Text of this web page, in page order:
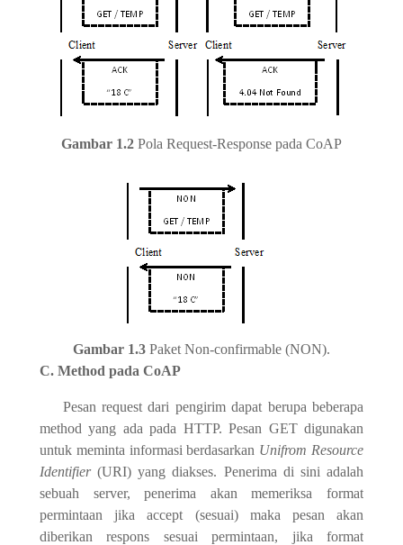
Gambar 1.2 Pola Request-Response pada CoAP
Gambar 1.3 Paket Non-confirmable (NON).
C. Method pada CoAP
Pesan request dari pengirim dapat berupa beberapa
method yang ada pada HTTP. Pesan GET digunakan
untuk meminta informasi berdasarkan Unifrom Resource
Identifier(URI) yang diakses. Penerima di sini adalah
sebuah server, penerima akan memeriksa format
permintaan jika accept (sesuai) maka pesan akan
diberikan respons sesuai permintaan, jika format